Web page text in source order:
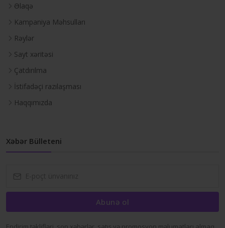
Əlaqə
Kampaniya Məhsulları
Rəylər
Sayt xəritəsi
Çatdırılma
İstifadəçi razılaşması
Haqqımızda
Xəbər Bülleteni
Abunə ol